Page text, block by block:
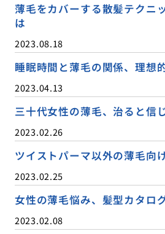
薄毛をカバーする散髪テクニ
は
2023.08.18
睡眠時間と薄毛の関係、理想
2023.04.13
三十代女性の薄毛、治ると信
2023.02.26
ツイストパーマ以外の薄毛向
2023.02.25
女性の薄毛悩み、髪型カタロ
2023.02.08